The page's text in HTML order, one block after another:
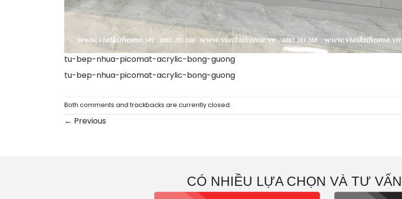
tu-bep-nhua-picomat-acrylic-bong-guong
tu-bep-nhua-picomat-acrylic-bong-guong
Both comments and trackbacks are currently closed.
← Previous
CÓ NHIỀU LỰA CHỌN VÀ TƯ